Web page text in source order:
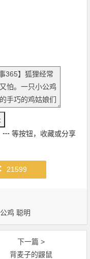
┅ 等按钮，收藏或分享
21599
鸡 聪明
下一篇 >
背麦子的鼹鼠